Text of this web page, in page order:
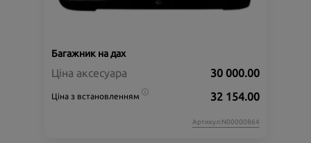
Багажник на дах
Ціна аксесуара 30 000.00
Ціна з встановленням 32 154.00
Артикул:N00000864